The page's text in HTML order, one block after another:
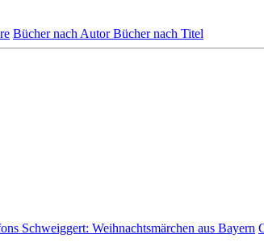
Bücher nach AutorBücher nach Titel
Schweiggert: Weihnachtsmärchen aus Bayern